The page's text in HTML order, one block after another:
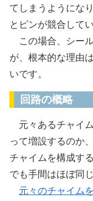
てしまうようにな
とピンが競合して
この場合、シー
が、根本的な理由
いです。
回路の概略
元々あるチャイ
って増設するのか
チャイムを構成す
でも手間はほぼ同じ
元々のチャイム